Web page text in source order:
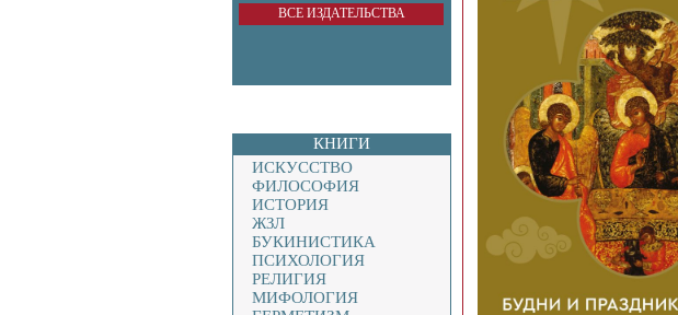
ВСЕ ИЗДАТЕЛЬСТВА
КНИГИ
ИСКУССТВО
ФИЛОСОФИЯ
ИСТОРИЯ
ЖЗЛ
БУКИНИСТИКА
ПСИХОЛОГИЯ
РЕЛИГИЯ
МИФОЛОГИЯ